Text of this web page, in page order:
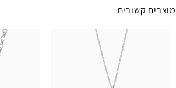
מוצרים קשורים